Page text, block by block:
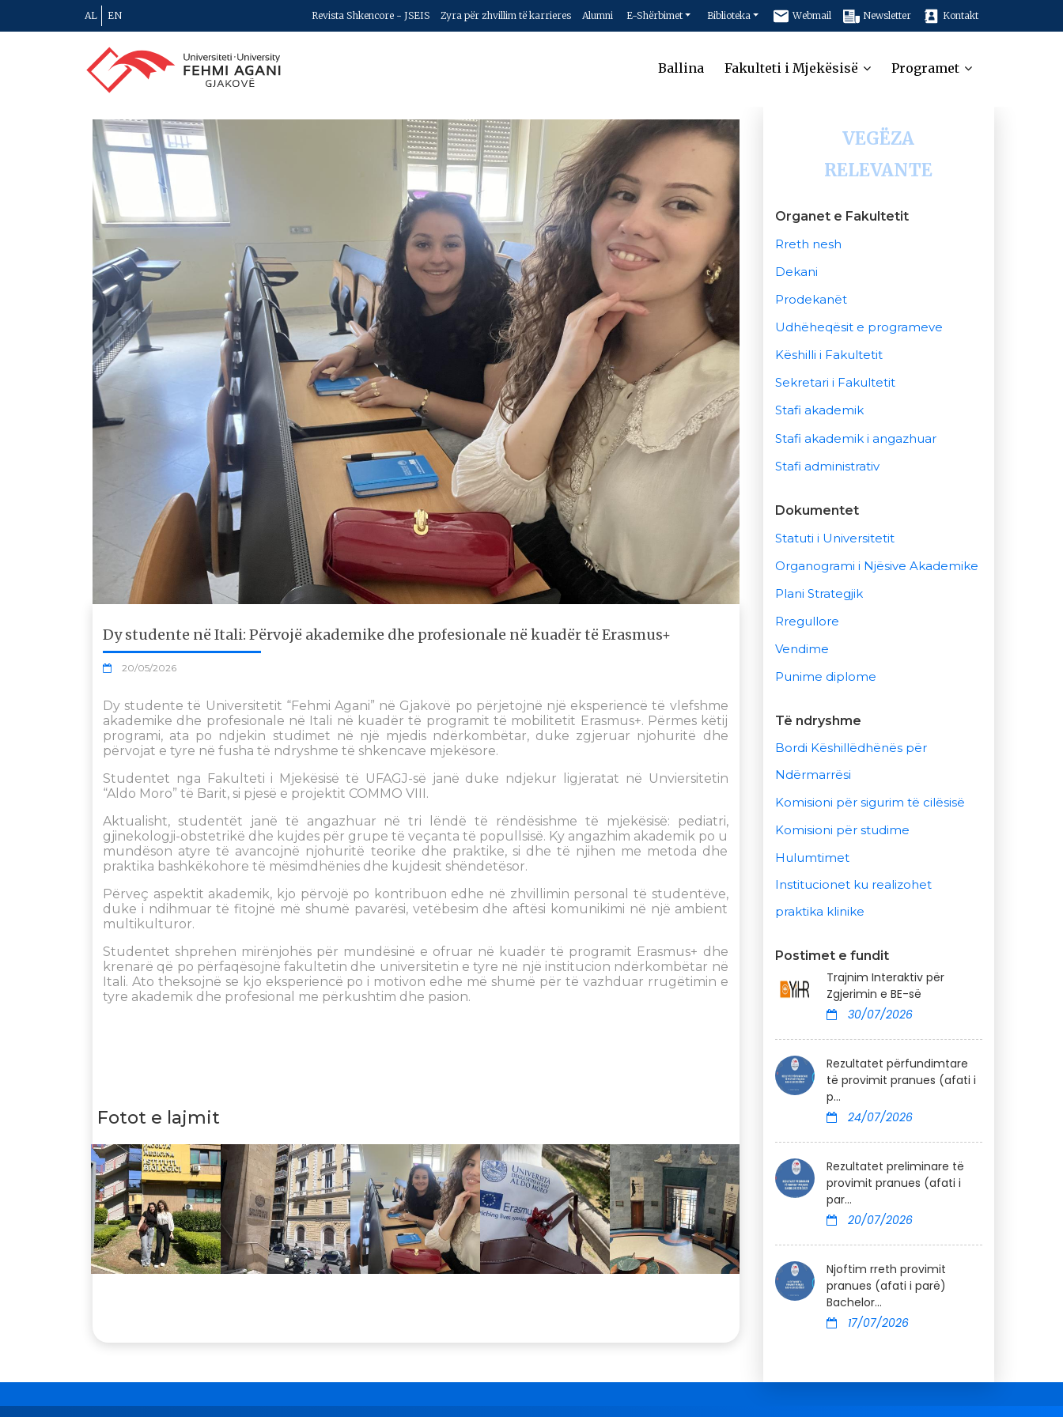
AL EN Revista Shkencore - JSEIS Zyra për zhvillim të karrieres Alumni E-Shërbimet Biblioteka Webmail Newsletter Kontakt
Ballina Fakulteti i Mjekësisë Programet
Dy studente në Itali: Përvojë akademike dhe profesionale në kuadër të Erasmus+
20/05/2026
Dy studente të Universitetit “Fehmi Agani” në Gjakovë po përjetojnë një eksperiencë të vlefshme
akademike dhe profesionale në Itali në kuadër të programit të mobilitetit Erasmus+. Përmes këtij
programi, ata po ndjekin studimet në një mjedis ndërkombëtar, duke zgjeruar njohuritë dhe
përvojat e tyre në fusha të ndryshme të shkencave mjekësore.
Studentet nga Fakulteti i Mjekësisë të UFAGJ-së janë duke ndjekur ligjeratat në Unviersitetin
“Aldo Moro” të Barit, si pjesë e projektit COMMO VIII.
Aktualisht, studentët janë të angazhuar në tri lëndë të rëndësishme të mjekësisë: pediatri,
gjinekologji-obstetrikë dhe kujdes për grupe të veçanta të popullsisë. Ky angazhim akademik po u
mundëson atyre të avancojnë njohuritë teorike dhe praktike, si dhe të njihen me metoda dhe
praktika bashkëkohore të mësimdhënies dhe kujdesit shëndetësor.
Përveç aspektit akademik, kjo përvojë po kontribuon edhe në zhvillimin personal të studentëve,
duke i ndihmuar të fitojnë më shumë pavarësi, vetëbesim dhe aftësi komunikimi në një ambient
multikulturor.
Studentet shprehen mirënjohës për mundësinë e ofruar në kuadër të programit Erasmus+ dhe
krenarë që po përfaqësojnë fakultetin dhe universitetin e tyre në një institucion ndërkombëtar në
Itali. Ato theksojnë se kjo eksperiencë po i motivon edhe më shumë për të vazhduar rrugëtimin e
tyre akademik dhe profesional me përkushtim dhe pasion.
Fotot e lajmit
VEGËZA
RELEVANTE
Organet e Fakultetit
Rreth nesh
Dekani
Prodekanët
Udhëheqësit e programeve
Këshilli i Fakultetit
Sekretari i Fakultetit
Stafi akademik
Stafi akademik i angazhuar
Stafi administrativ
Dokumentet
Statuti i Universitetit
Organogrami i Njësive Akademike
Plani Strategjik
Rregullore
Vendime
Punime diplome
Të ndryshme
Bordi Këshillëdhënës për
Ndërmarrësi
Komisioni për sigurim të cilësisë
Komisioni për studime
Hulumtimet
Institucionet ku realizohet
praktika klinike
Postimet e fundit
Trajnim Interaktiv për
Zgjerimin e BE-së
30/07/2026
Rezultatet përfundimtare
të provimit pranues (afati i
p...
24/07/2026
Rezultatet preliminare të
provimit pranues (afati i
par...
20/07/2026
Njoftim rreth provimit
pranues (afati i parë)
Bachelor...
17/07/2026